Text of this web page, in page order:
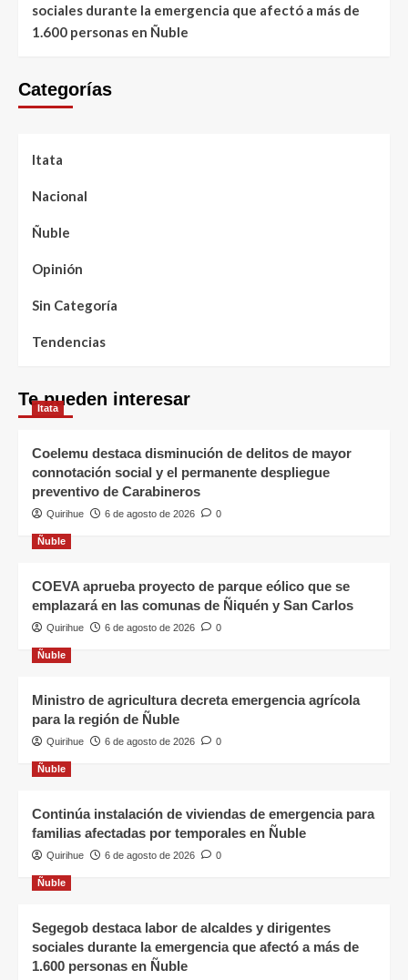
sociales durante la emergencia que afectó a más de
1.600 personas en Ñuble
Categorías
Itata
Nacional
Ñuble
Opinión
Sin Categoría
Tendencias
Te pueden interesar
Itata
Coelemu destaca disminución de delitos de mayor
connotación social y el permanente despliegue
preventivo de Carabineros
Quirihue 6 de agosto de 2026 0
Ñuble
COEVA aprueba proyecto de parque eólico que se
emplazará en las comunas de Ñiquén y San Carlos
Quirihue 6 de agosto de 2026 0
Ñuble
Ministro de agricultura decreta emergencia agrícola
para la región de Ñuble
Quirihue 6 de agosto de 2026 0
Ñuble
Continúa instalación de viviendas de emergencia para
familias afectadas por temporales en Ñuble
Quirihue 6 de agosto de 2026 0
Ñuble
Segegob destaca labor de alcaldes y dirigentes
sociales durante la emergencia que afectó a más de
1.600 personas en Ñuble